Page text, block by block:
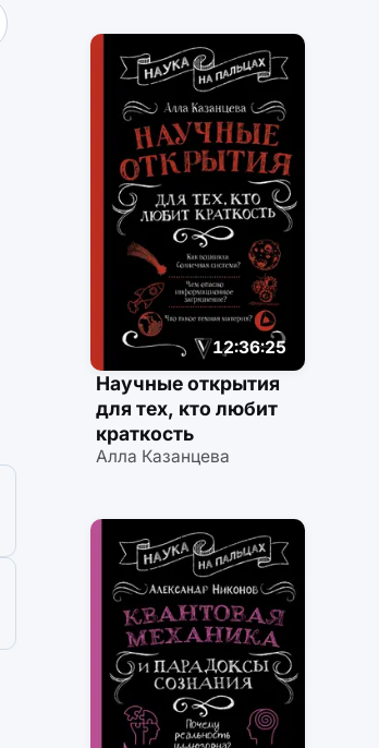
12:36:25
Научные открытия
для тех, кто любит
краткость
Алла Казанцева